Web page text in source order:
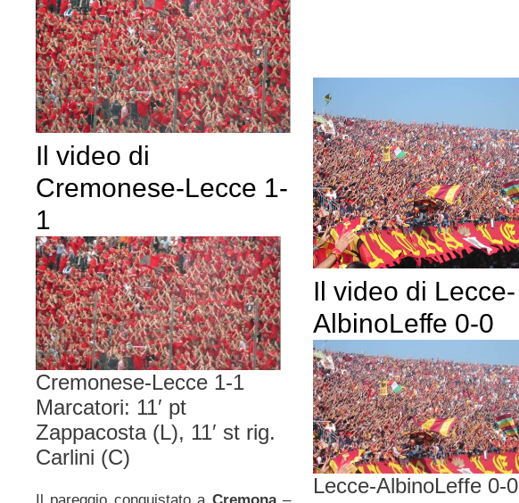
Il video di
Cremonese-Lecce 1-
1
Cremonese-Lecce 1-1
Marcatori: 11′ pt
Zappacosta (L), 11′ st rig.
Carlini (C)
Il video di Lecce-
AlbinoLeffe 0-0
Lecce-AlbinoLeffe 0-0